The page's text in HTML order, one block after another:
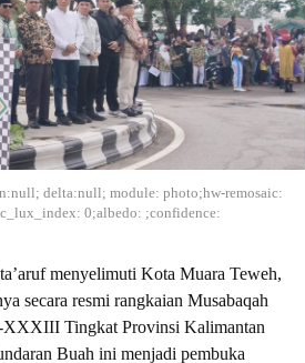
delta:null; module: photo;hw-remosaic:
0;albedo: ;confidence:
menyelimuti Kota Muara Teweh,
secara resmi rangkaian Musabaqah
Tingkat Provinsi Kalimantan
Buah ini menjadi pembuka